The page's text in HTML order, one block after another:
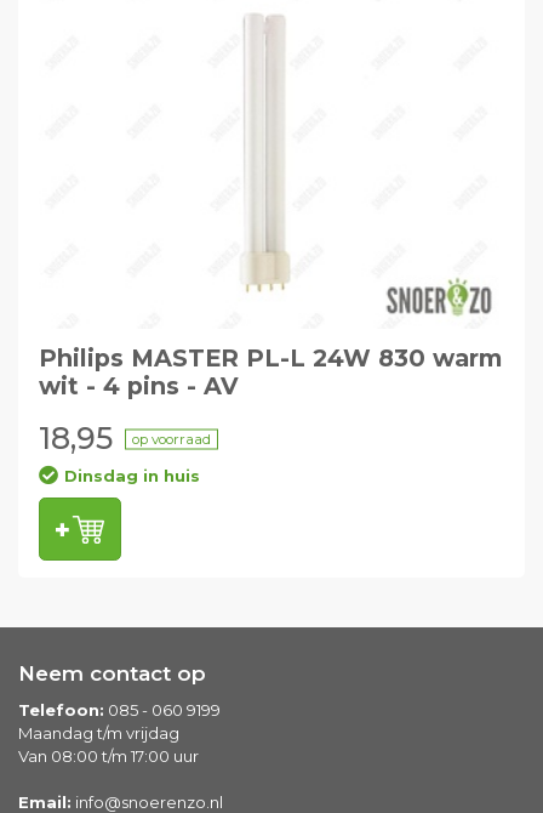
Philips MASTER PL-L 24W 830 warm
wit - 4 pins - AV
18,95 op voorraad
Dinsdag in huis
Neem contact op
Telefoon: 085 - 060 9199
Maandag t/m vrijdag
Van 08:00 t/m 17:00 uur
Email: info@snoerenzo.nl